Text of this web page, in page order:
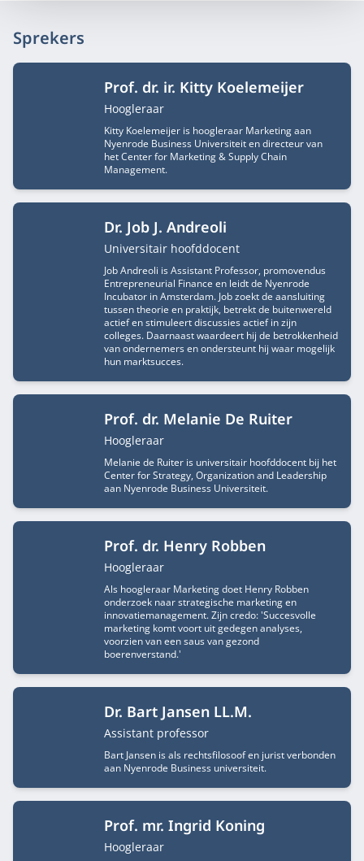
Sprekers
Prof. dr. ir. Kitty Koelemeijer
Functietitel
Hoogleraar
Kitty Koelemeijer is hoogleraar Marketing aan
Nyenrode Business Universiteit en directeur van
het Center for Marketing & Supply Chain
Management.
Dr. Job J. Andreoli
Functietitel
Universitair hoofddocent
Job Andreoli is Assistant Professor, promovendus
Entrepreneurial Finance en leidt de Nyenrode
Incubator in Amsterdam. Job zoekt de aansluiting
tussen theorie en praktijk, betrekt de buitenwereld
actief en stimuleert discussies actief in zijn
colleges. Daarnaast waardeert hij de betrokkenheid
van ondernemers en ondersteunt hij waar mogelijk
hun marktsucces.
Prof. dr. Melanie De Ruiter
Functietitel
Hoogleraar
Melanie de Ruiter is universitair hoofddocent bij het
Center for Strategy, Organization and Leadership
aan Nyenrode Business Universiteit.
Prof. dr. Henry Robben
Functietitel
Hoogleraar
Als hoogleraar Marketing doet Henry Robben
onderzoek naar strategische marketing en
innovatiemanagement. Zijn credo: 'Succesvolle
marketing komt voort uit gedegen analyses,
voorzien van een saus van gezond
boerenverstand.'
Dr. Bart Jansen LL.M.
Functietitel
Assistant professor
Bart Jansen is als rechtsfilosoof en jurist verbonden
aan Nyenrode Business universiteit.
Prof. mr. Ingrid Koning
Functietitel
Hoogleraar